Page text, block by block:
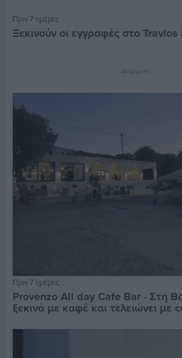
Πριν 7 ημέρες
Ξεκινούν οι εγγραφές στο Travlos
Διαφήμιση
Πριν 7 ημέρες
Provenzo All day Cafe Bar - Στη
ξεκινά με καφέ και τελειώνει με